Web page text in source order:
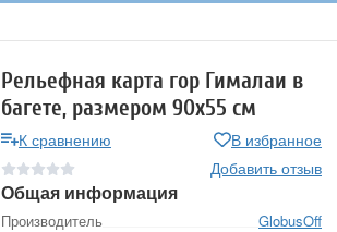
Рельефная карта гор Гималаи в
багете, размером 90х55 см
К сравнению
В избранное
Добавить отзыв
Общая информация
Производитель
GlobusOff